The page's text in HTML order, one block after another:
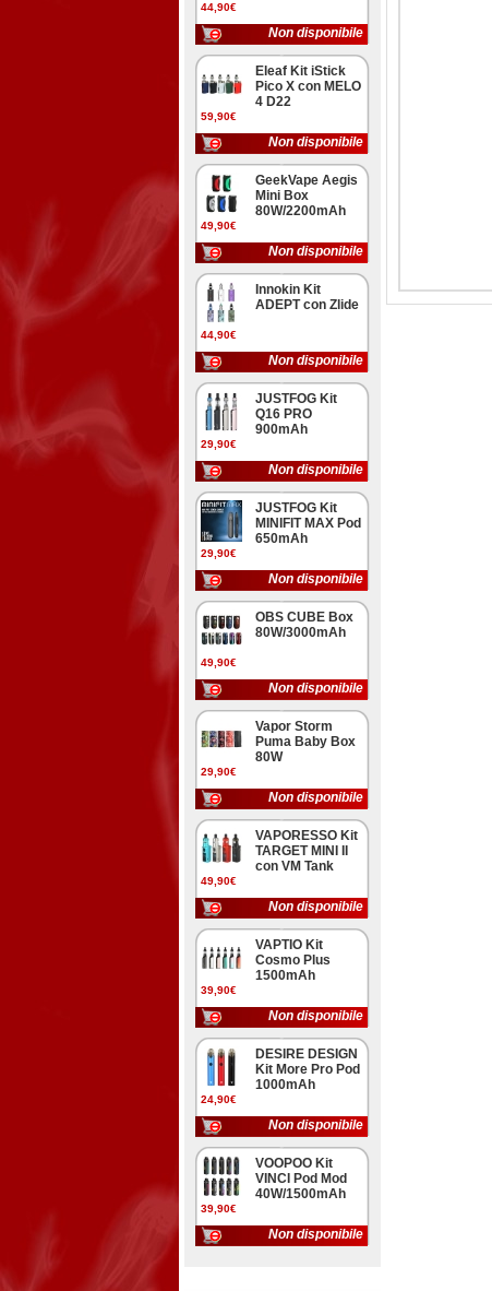
44,90€
Non disponibile
59,90€
Eleaf Kit iStick
Pico X con MELO
4 D22
Non disponibile
49,90€
GeekVape Aegis
Mini Box
80W/2200mAh
Non disponibile
44,90€
Innokin Kit
ADEPT con Zlide
Non disponibile
29,90€
JUSTFOG Kit
Q16 PRO
900mAh
Non disponibile
29,90€
JUSTFOG Kit
MINIFIT MAX Pod
650mAh
Non disponibile
49,90€
OBS CUBE Box
80W/3000mAh
Non disponibile
29,90€
Vapor Storm
Puma Baby Box
80W
Non disponibile
49,90€
VAPORESSO Kit
TARGET MINI II
con VM Tank
Non disponibile
39,90€
VAPTIO Kit
Cosmo Plus
1500mAh
Non disponibile
24,90€
DESIRE DESIGN
Kit More Pro Pod
1000mAh
Non disponibile
39,90€
VOOPOO Kit
VINCI Pod Mod
40W/1500mAh
Non disponibile